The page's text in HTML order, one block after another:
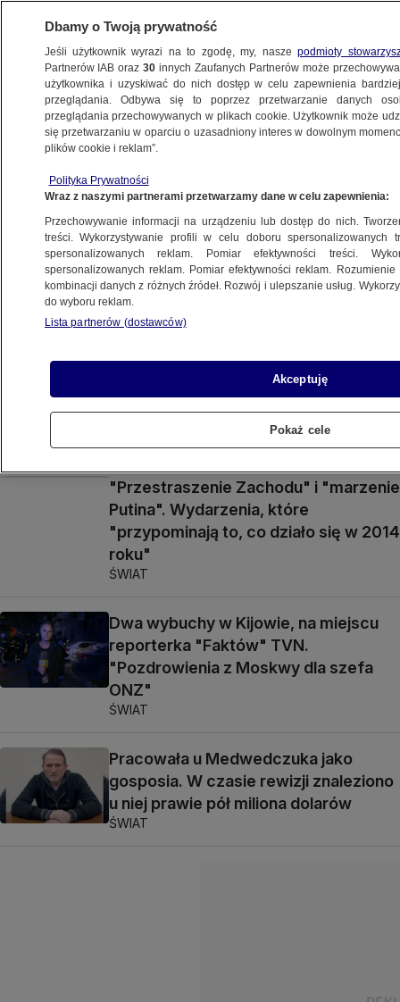
ROSJA
"Broń dla Ukrainy jest zbawieniem
nie tylko dla naszego narodu.
To zbawienie dla was wszystkich"
ŚWIAT
"Gdyby taki pocisk zabłądził, mógłby
mieć poważny wpływ na fizyczną
integralność elektrowni"
Mer Mariupola: ponad 600 rannych
"Przestraszenie Zachodu" i "marzenie
Putina". Wydarzenia, które
"przypominają to, co działo się w 2014
roku"
ŚWIAT
Dwa wybuchy w Kijowie, na miejscu
reporterka "Faktów" TVN.
"Pozdrowienia z Moskwy dla szefa
ONZ"
ŚWIAT
Pracowała u Medwedczuka jako
gosposia. W czasie rewizji znaleziono
u niej prawie pół miliona dolarów
ŚWIAT
Dbamy o Twoją prywatność
Jeśli użytkownik wyrazi na to zgodę, my, naszepodmioty
Partnerów IAB oraz30 innych Zaufanych Partnerów może
użytkownika i uzyskiwać do nich dostęp w celu zapewnienia
przeglądania. Odbywa się to poprzez przetwarzanie danych
przeglądania przechowywanych w plikach cookie. Użytkownik może
się przetwarzaniu w oparciu o uzasadniony interes w dowolnym
plików cookie i reklam”.
Polityka Prywatności
Wraz z naszymi partnerami przetwarzamy dane w celu zapewnienia:
Przechowywanie informacji na urządzeniu lub dostęp do nich.
treści. Wykorzystywanie profili w celu doboru spersonalizowanych
spersonalizowanych reklam. Pomiar efektywności treści.
spersonalizowanych reklam. Pomiar efektywności reklam.
kombinacji danych z różnych źródeł. Rozwój i ulepszanie usług.
do wyboru reklam.
Lista partnerów (dostawców)
Akceptuję
Pokaż cele